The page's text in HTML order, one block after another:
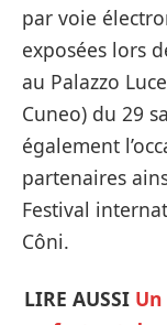
par voie
exposées lors
au Palazzo
Cuneo) du 29
également
partenaires
Festival
Côni.
LIRE AUSSI